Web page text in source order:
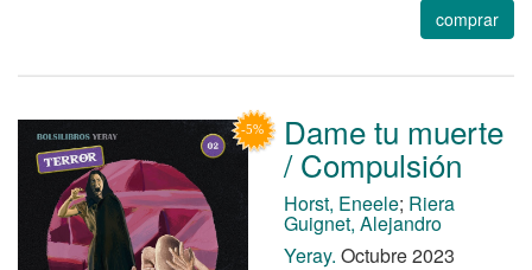
comprar
Dame tu muerte
/ Compulsión
Horst, Eneele; Riera
Guignet, Alejandro
Yeray. Octubre 2023